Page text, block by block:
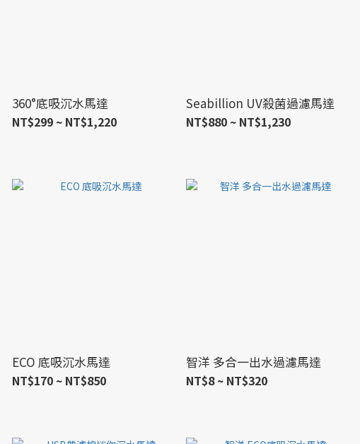
360°底吸沉水馬達
NT$299 ~ NT$1,220
Seabillion UV殺菌過濾馬達
NT$880 ~ NT$1,230
ECO 底吸沉水馬達
NT$170 ~ NT$850
智洋 多合一出水過濾馬達
NT$8 ~ NT$320